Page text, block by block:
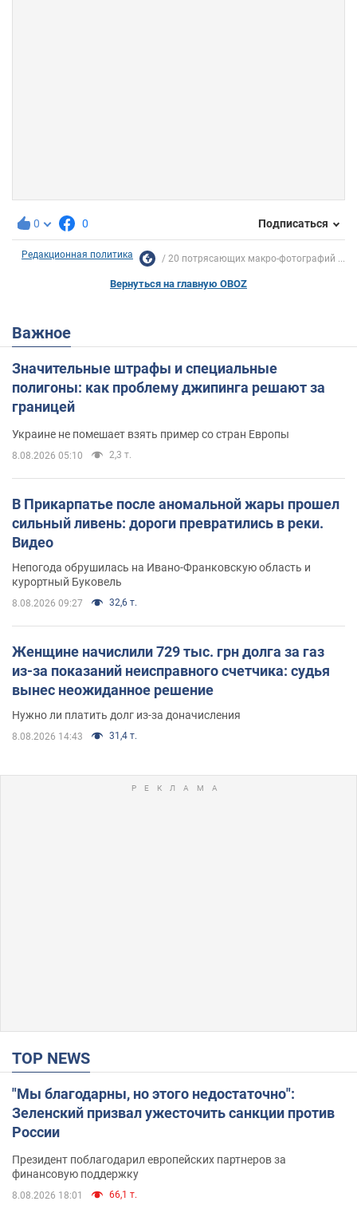
0 0 Подписаться
Редакционная политика 20 потрясающих макро-фотографий ...
Вернуться на главную OBOZ
Важное
Значительные штрафы и специальные
полигоны: как проблему джипинга решают за
границей
Украине не помешает взять пример со стран Европы
8.08.2026 05:10 2,3 т.
В Прикарпатье после аномальной жары прошел
сильный ливень: дороги превратились в реки.
Видео
Непогода обрушилась на Ивано-Франковскую область и
курортный Буковель
8.08.2026 09:27 32,6 т.
Женщине начислили 729 тыс. грн долга за газ
из-за показаний неисправного счетчика: судья
вынес неожиданное решение
Нужно ли платить долг из-за доначисления
8.08.2026 14:43 31,4 т.
TOP NEWS
"Мы благодарны, но этого недостаточно":
Зеленский призвал ужесточить санкции против
России
Президент поблагодарил европейских партнеров за
финансовую поддержку
8.08.2026 18:01 66,1 т.